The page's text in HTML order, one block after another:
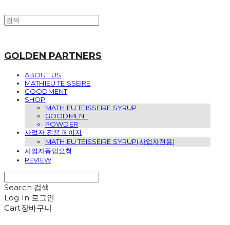
GOLDEN PARTNERS
ABOUT US
MATHIEU TEISSEIRE
GOODMENT
SHOP
MATHIEU TEISSEIRE SYRUP
GOODMENT
POWDER
사업자 전용 페이지
MATHIEU TEISSEIRE SYRUP(사업자전용)
사업자등업요청
REVIEW
Search 검색
Log In 로그인
Cart장바구니